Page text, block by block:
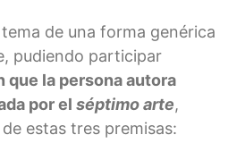
de una forma genérica
pudiendo participar
que la persona autora
por el séptimo arte,
estas tres premisas: